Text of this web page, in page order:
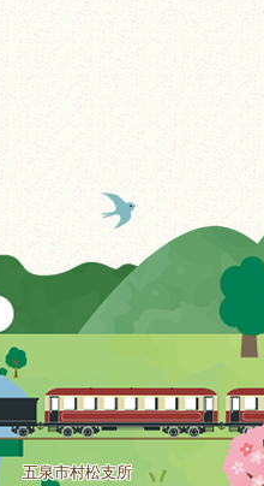
五泉市村松支所